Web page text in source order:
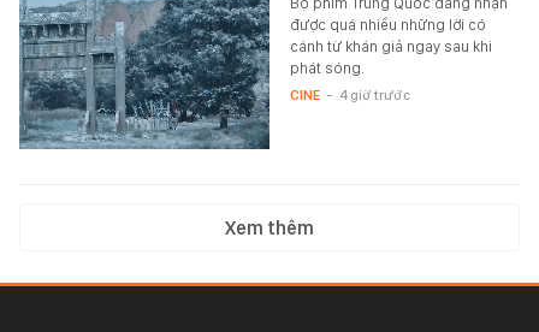
được quá nhiều những lời có
cánh từ khán giả ngay sau khi
phát sóng.
CINE - 4 giờ trước
Xem thêm